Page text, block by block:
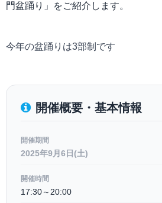
門盆踊り」をご紹介します。
今年の盆踊りは3部制です
開催概要・基本情報
開催期間
2025年9月6日(土)
開催時間
17:30～20:00